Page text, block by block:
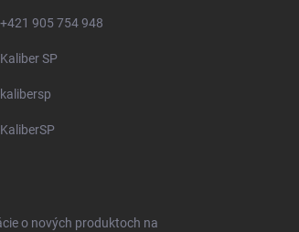
+421 905 754 948
Kaliber SP
kalibersp
KaliberSP
o nových produktoch na